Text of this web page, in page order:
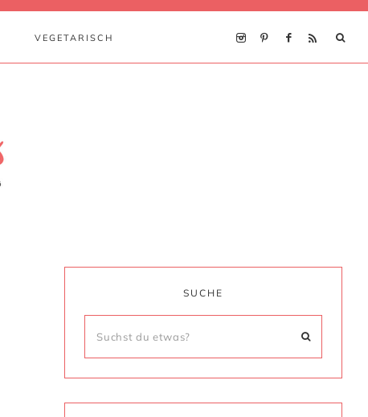
VEGETARISCH
SUCHE